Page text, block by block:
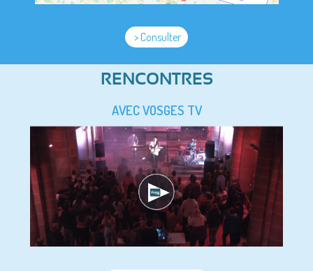
> Consulter
RENCONTRES
AVEC VOSGES TV